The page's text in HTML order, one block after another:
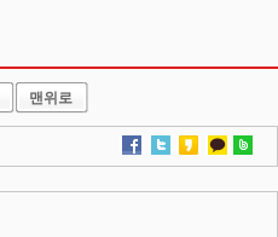
맨위로